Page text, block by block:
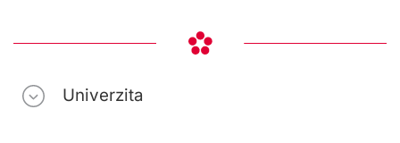
Univerzita